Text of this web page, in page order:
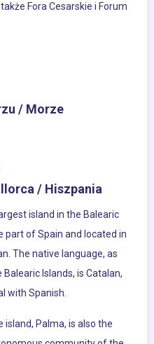
także Fora Cesarskie i Forum
/ Morze
/ Hiszpania
island in the Balearic
part of Spain and located in
The native language, as
Islands, is Catalan,
with Spanish.
island, Palma, is also the